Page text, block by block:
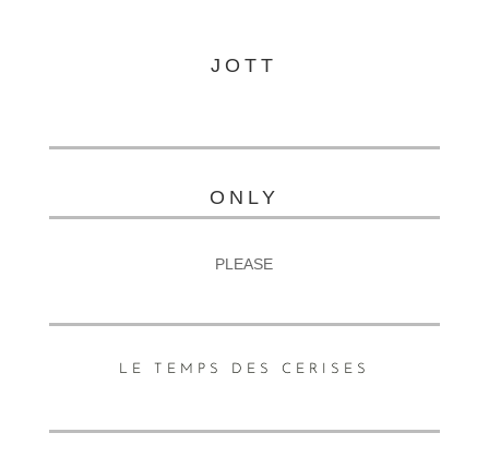
JOTT
ONLY
PLEASE
LE TEMPS DES CERISES